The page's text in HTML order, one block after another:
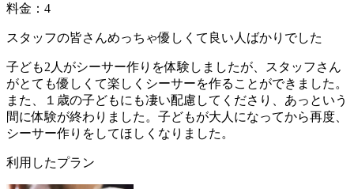
料金：4
スタッフの皆さんめっちゃ優しくて良い人ばかりでした
子ども2人がシーサー作りを体験しましたが、スタッフさん
がとても優しくて楽しくシーサーを作ることができました。
また、１歳の子どもにも凄い配慮してくださり、あっという
間に体験が終わりました。子どもが大人になってから再度、
シーサー作りをしてほしくなりました。
利用したプラン